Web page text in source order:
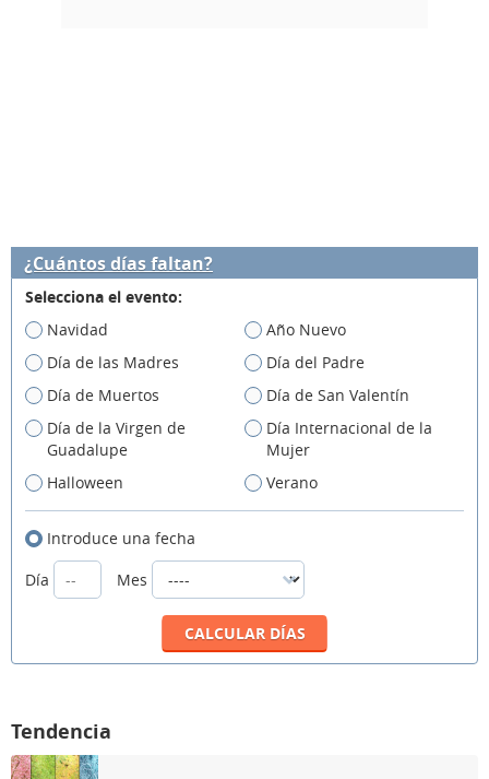
¿Cuántos días faltan?
Selecciona el evento:
Navidad
Año Nuevo
Día de las Madres
Día del Padre
Día de Muertos
Día de San Valentín
Día de la Virgen de
Guadalupe
Día Internacional de la
Mujer
Halloween
Verano
Introduce una fecha
Día
Mes
Tendencia